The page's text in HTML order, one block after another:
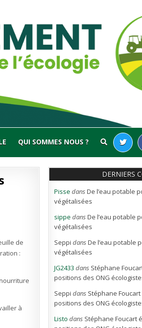
QUI SOMMES NOUS ?
de
:
à
DERNIERS
Pisse dansDe l’eau potable
végétalisées
sippe dansDe l’eau potable
végétalisées
Seppi dansDe l’eau potable
végétalisées
JG2433 dans Stéphane
positions des ONG
Seppi dans Stéphane
positions des ONG
Listo dans Stéphane Foucart